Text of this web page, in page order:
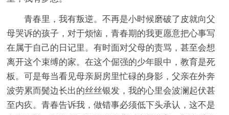
青春里，我有叛逆。不再是小时候磨破了皮就向父
母哭诉的孩子，对于烦恼，青春期的我更愿意把心事写
在属于自己的日记里。有时面对父母的责骂，甚至会想
离开这个束缚的家。在这个倔强的少年眼中，教育是死
板。可是每当看见母亲厨房里忙碌的身影，父亲在外奔
波劳累而鬓边长出的丝丝银发，我的心里会波澜起伏甚
至内疚。青春告诉我，做错事必须低下头承认，这不是